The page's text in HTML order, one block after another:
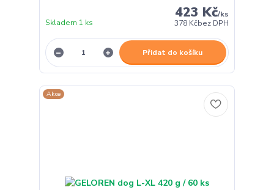
423 Kč/ks
378 Kčbez DPH
Skladem 1 ks
Přidat do košíku
Akce